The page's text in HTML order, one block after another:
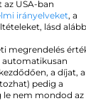
USA-ban
irányelveket, a
lásd
megrendelés
automatikusan
a díjat,
pedig a
le nem mondod az